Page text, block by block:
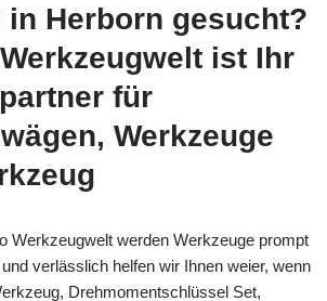
in Herborn gesucht?
ist Ihr
für
Werkzeuge
Werkzeugwelt werden Werkzeuge prompt
verlässlich helfen wir Ihnen weier, wenn
Drehmomentschlüssel Set,